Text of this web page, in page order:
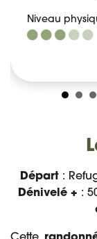
Niveau
Départ :
Dénivelé + :